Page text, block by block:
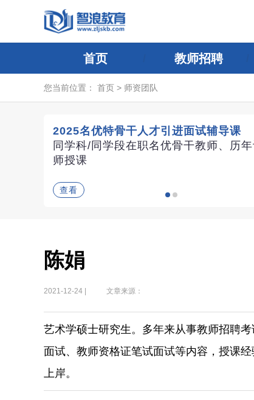
首页 教师招聘
您当前位置： 首页 > 师资团队
2025名优特骨干人才引进面试辅导课
同学科/同学段在职名优骨干教师、历
师授课
查看
陈娟
2021-12-24 | 文章来源：
艺术学硕士研究生。多年来从事教师招聘
面试、教师资格证笔试面试等内容，授课
上岸。